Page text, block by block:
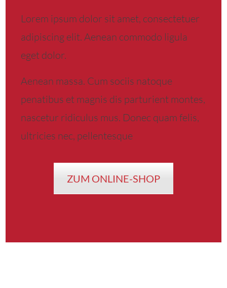
Lorem ipsum dolor sit amet, consectetuer
adipiscing elit. Aenean commodo ligula
eget dolor.
Aenean massa. Cum sociis natoque
penatibus et magnis dis parturient montes,
nascetur ridiculus mus. Donec quam felis,
ultricies nec, pellentesque
ZUM ONLINE-SHOP